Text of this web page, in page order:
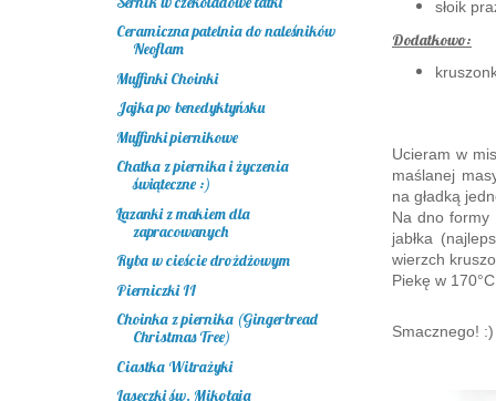
słoik
Dodatkowo:
Ucieram w
maślanej
na gładką
Na dno formy
jabłka
wierzch
Piekę w
Smacznego! :)
Ceramiczna patelnia do naleśników
Neoflam
Muffinki Choinki
Jajka po benedyktyńsku
Muffinki piernikowe
Chatka z piernika i życzenia
świąteczne :)
Łazanki z makiem dla
zapracowanych
Ryba w cieście drożdżowym
Pierniczki II
Choinka z piernika (Gingerbread
Christmas Tree)
Ciastka Witrażyki
Laseczki św. Mikołaja